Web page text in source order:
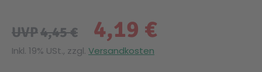
4,19 €
UVP4,45 €
Inkl. 19% USt., zzgl. Versandkosten